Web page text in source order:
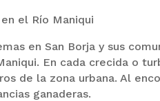
el Río Maniqui
en San Borja y sus
En cada crecida o
de la zona urbana. Al
ganaderas.